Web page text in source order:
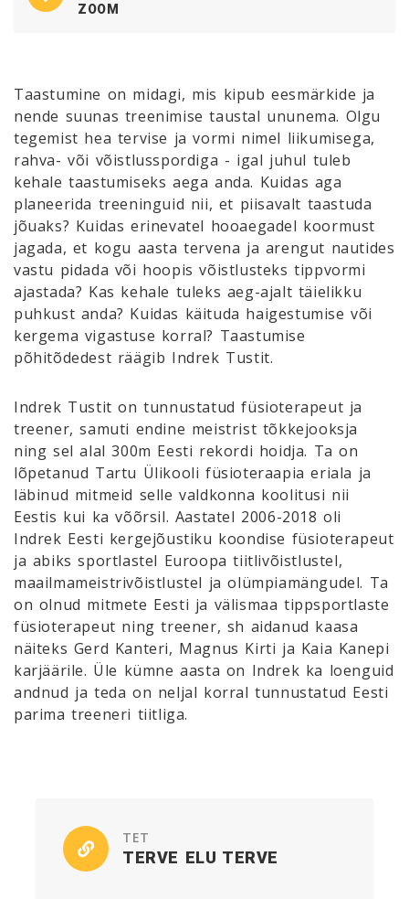
ZOOM
Taastumine on midagi, mis kipub eesmärkide ja
nende suunas treenimise taustal ununema. Olgu
tegemist hea tervise ja vormi nimel liikumisega,
rahva- või võistlusspordiga - igal juhul tuleb
kehale taastumiseks aega anda. Kuidas aga
planeerida treeninguid nii, et piisavalt taastuda
jõuaks? Kuidas erinevatel hooaegadel koormust
jagada, et kogu aasta tervena ja arengut nautides
vastu pidada või hoopis võistlusteks tippvormi
ajastada? Kas kehale tuleks aeg-ajalt täielikku
puhkust anda? Kuidas käituda haigestumise või
kergema vigastuse korral? Taastumise
põhitõdedest räägib Indrek Tustit.
Indrek Tustit on tunnustatud füsioterapeut ja
treener, samuti endine meistrist tõkkejooksja
ning sel alal 300m Eesti rekordi hoidja. Ta on
lõpetanud Tartu Ülikooli füsioteraapia eriala ja
läbinud mitmeid selle valdkonna koolitusi nii
Eestis kui ka võõrsil. Aastatel 2006-2018 oli
Indrek Eesti kergejõustiku koondise füsioterapeut
ja abiks sportlastel Euroopa tiitlivõistlustel,
maailmameistrivõistlustel ja olümpiamängudel. Ta
on olnud mitmete Eesti ja välismaa tippsportlaste
füsioterapeut ning treener, sh aidanud kaasa
näiteks Gerd Kanteri, Magnus Kirti ja Kaia Kanepi
karjäärile. Üle kümne aasta on Indrek ka loenguid
andnud ja teda on neljal korral tunnustatud Eesti
parima treeneri tiitliga.
TET
TERVE ELU TERVE